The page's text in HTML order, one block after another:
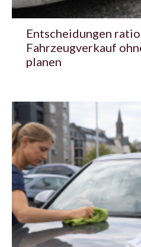
Entscheidungen
Fahrzeugverkauf
planen